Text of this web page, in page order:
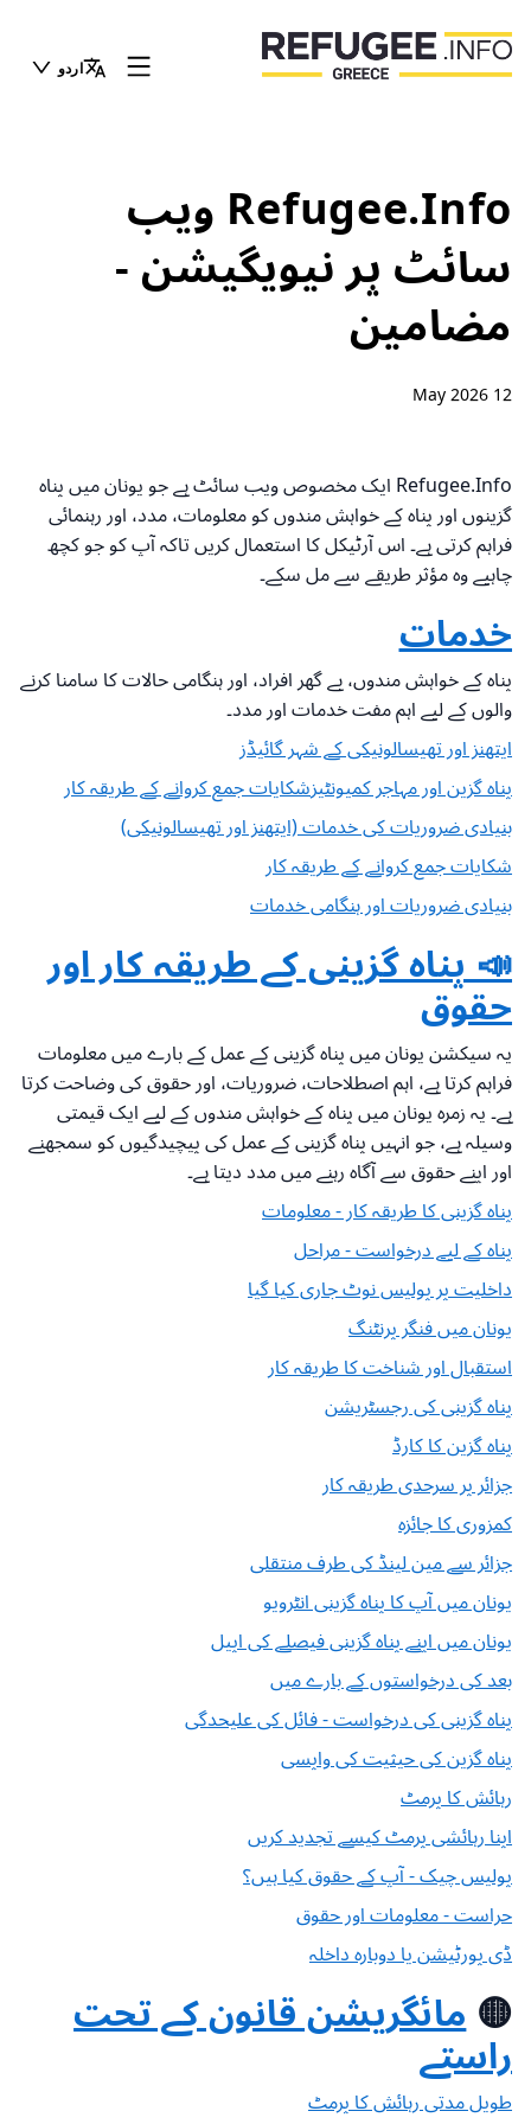
اردو
Refugee.Info ویب
سائٹ پر نیویگیشن -
مضامین
12 May 2026
Refugee.Info ایک مخصوص ویب سائٹ ہے جو یونان میں پناہ
گزینوں اور پناہ کے خواہش مندوں کو معلومات، مدد، اور رہنمائی
فراہم کرتی ہے۔ اس آرٹیکل کا استعمال کریں تاکہ آپ کو جو کچھ
چاہیے وہ مؤثر طریقے سے مل سکے۔
خدمات
پناہ کے خواہش مندوں، بے گھر افراد، اور ہنگامی حالات کا سامنا کرنے
والوں کے لیے اہم مفت خدمات اور مدد۔
ایتھنز اور تھیسالونیکی کے شہر گائیڈز
پناہ گزین اور مہاجر کمیونٹیزشکایات جمع کروانے کے طریقہ کار
بنیادی ضروریات کی خدمات (ایتھنز اور تھیسالونیکی)
شکایات جمع کروانے کے طریقہ کار
بنیادی ضروریات اور ہنگامی خدمات
📣 پناہ گزینی کے طریقہ کار اور
حقوق
یہ سیکشن یونان میں پناہ گزینی کے عمل کے بارے میں معلومات
فراہم کرتا ہے، اہم اصطلاحات، ضروریات، اور حقوق کی وضاحت کرتا
ہے۔ یہ زمرہ یونان میں پناہ کے خواہش مندوں کے لیے ایک قیمتی
وسیلہ ہے، جو انہیں پناہ گزینی کے عمل کی پیچیدگیوں کو سمجھنے
اور اپنے حقوق سے آگاہ رہنے میں مدد دیتا ہے۔
پناہ گزینی کا طریقہ کار - معلومات
پناہ کے لیے درخواست - مراحل
داخلیت پر پولیس نوٹ جاری کیا گیا
یونان میں فنگر پرنٹنگ
استقبال اور شناخت کا طریقہ کار
پناہ گزینی کی رجسٹریشن
پناہ گزین کا کارڈ
جزائر پر سرحدی طریقہ کار
کمزوری کا جائزہ
جزائر سے مین لینڈ کی طرف منتقلی
یونان میں آپ کا پناہ گزینی انٹرویو
یونان میں اپنے پناہ گزینی فیصلے کی اپیل
بعد کی درخواستوں کے بارے میں
پناہ گزینی کی درخواست - فائل کی علیحدگی
پناہ گزین کی حیثیت کی واپسی
رہائش کا پرمٹ
اپنا رہائشی پرمٹ کیسے تجدید کریں
پولیس چیک - آپ کے حقوق کیا ہیں؟
حراست - معلومات اور حقوق
ڈی پورٹیشن یا دوبارہ داخلہ
🟡مائگریشن قانون کے تحت
راستے
طویل مدتی رہائش کا پرمٹ